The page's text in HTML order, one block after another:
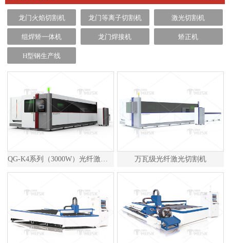
龙门火焰切割机 龙门等离子切割机 激光切割机
组焊矫一体机 龙门焊接机 矫正机
H型钢生产线
万瓦级光纤激光切割机